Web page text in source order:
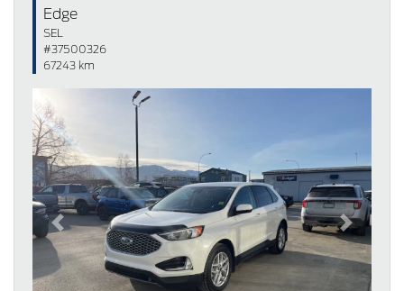
Edge
SEL
#37500326
67243 km
Previous Next